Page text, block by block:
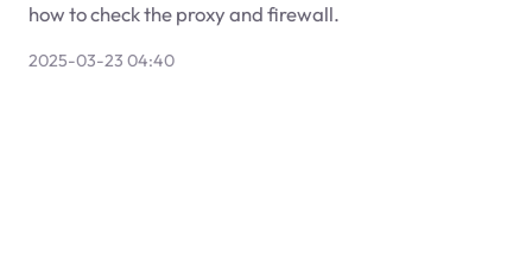
how to check the proxy and firewall.
2025-03-23 04:40